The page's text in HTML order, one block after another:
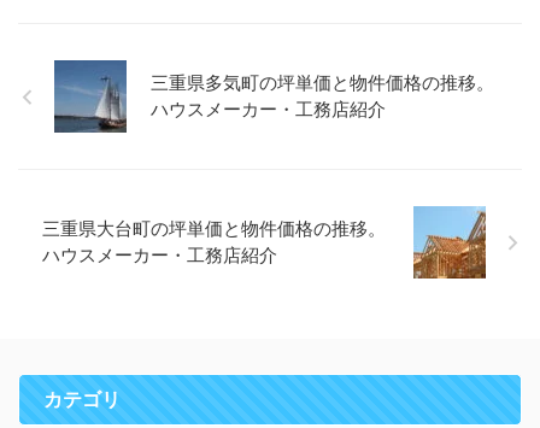
三重県多気町の坪単価と物件価格の推移。
ハウスメーカー・工務店紹介
三重県大台町の坪単価と物件価格の推移。
ハウスメーカー・工務店紹介
カテゴリ